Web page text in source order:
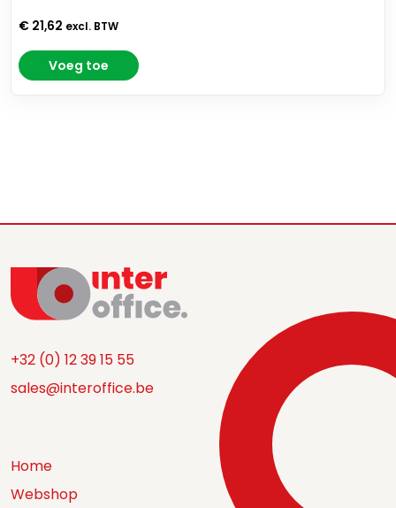
€ 21,62 excl. BTW
Voeg toe
+32 (0) 12 39 15 55
sales@interoffice.be
Home
Webshop